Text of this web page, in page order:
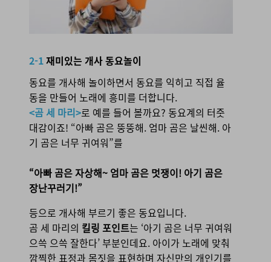
2-1재미있는 개사 동요놀이
동요를 개사해 놀이하면서 동요를 익히고 직접 율
동을 만들어 노래에 흥미를 더합니다.
<곰 세 마리>로 예를 들어 볼까요? 동요계의 터줏
대감이죠! “아빠 곰은 뚱뚱해. 엄마 곰은 날씬해. 아
기 곰은 너무 귀여워”를
“아빠 곰은 자상해~ 엄마 곰은 멋쟁이! 아기 곰은
장난꾸러기!”
등으로 개사해 부르기 좋은 동요입니다.
곰 세 마리의 킬링 포인트는 ‘아기 곰은 너무 귀여워
으쓱 으쓱 잘한다’ 부분인데요. 아이가 노래에 맞춰
깜찍한 표정과 몸짓을 표현하며 자신만의 개인기를